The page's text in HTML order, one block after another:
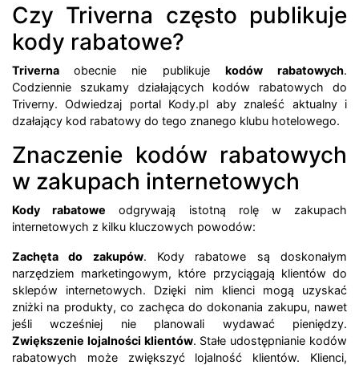
Czy Triverna często publikuje
kody rabatowe?
Trivernaobecnie nie publikuje kodów rabatowych.
Codziennie szukamy działających kodów rabatowych do
Triverny. Odwiedzaj portal Kody.pl aby znaleść aktualny i
dzałający kod rabatowy do tego znanego klubu hotelowego.
Znaczenie kodów rabatowych
w zakupach internetowych
Kody rabatowe odgrywają istotną rolę w zakupach
internetowych z kilku kluczowych powodów:
Zachęta do zakupów. Kody rabatowe są doskonałym
narzędziem marketingowym, które przyciągają klientów do
sklepów internetowych. Dzięki nim klienci mogą uzyskać
zniżki na produkty, co zachęca do dokonania zakupu, nawet
jeśli wcześniej nie planowali wydawać pieniędzy.
Zwiększenie lojalności klientów. Stałe udostępnianie kodów
rabatowych może zwiększyć lojalność klientów. Klienci,